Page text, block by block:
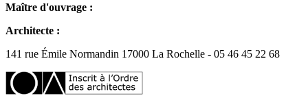
Maître d'ouvrage :
Architecte :
141 rue Émile Normandin 17000 La Rochelle - 05 46 45 22 68